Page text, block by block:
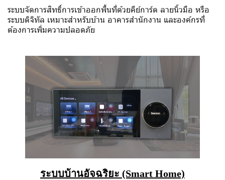
ระบบจัดการสิทธิ์การเข้าออกพื้นที่ด้วยคีย์การ์ด ลายนิ้วมือ หรือ
ระบบดิจิทัล เหมาะสำหรับบ้าน อาคารสำนักงาน และองค์กรที่
ต้องการเพิ่มความปลอดภัย
ระบบบ้านอัจฉริยะ (Smart Home)